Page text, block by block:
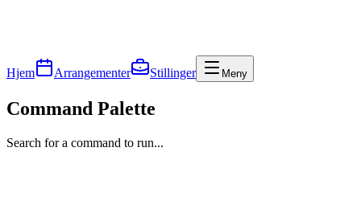
Hjem Arrangementer Stillinger Meny
Command Palette
Search for a command to run...